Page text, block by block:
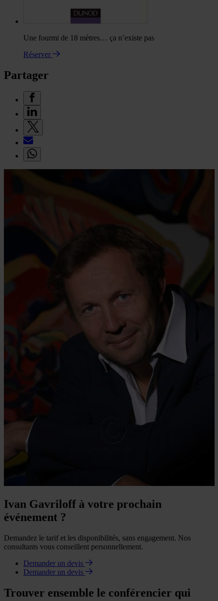
Une fourmi de 18 mètres… ça n’existe pas
Réserver
Partager
Ivan Gavriloff à votre prochain
événement ?
Demandez le tarif et les disponibilités, sans engagement. Nos
consultants vous conseillent personnellement.
Demander un devis
Demander un devis
Trouver ensemble le conférencier qui